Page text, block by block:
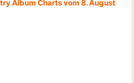
Album Charts vom 8. August